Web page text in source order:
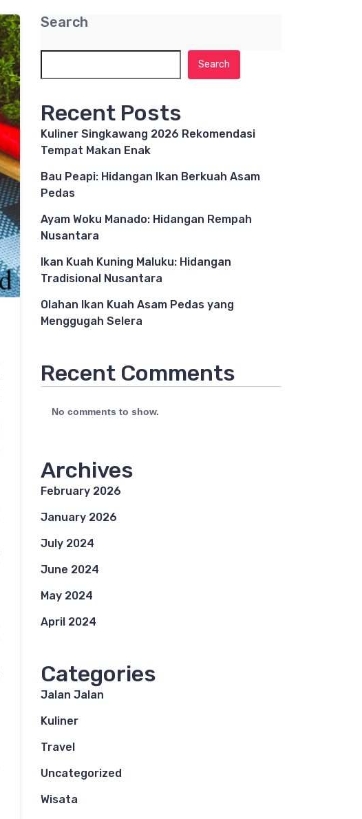
Search
Search
Recent Posts
Kuliner Singkawang 2026 Rekomendasi
Tempat Makan Enak
Bau Peapi: Hidangan Ikan Berkuah Asam
Pedas
Ayam Woku Manado: Hidangan Rempah
Nusantara
Ikan Kuah Kuning Maluku: Hidangan
Tradisional Nusantara
Olahan Ikan Kuah Asam Pedas yang
Menggugah Selera
Recent Comments
No comments to show.
Archives
February 2026
January 2026
July 2024
June 2024
May 2024
April 2024
Categories
Jalan Jalan
Kuliner
Travel
Uncategorized
Wisata